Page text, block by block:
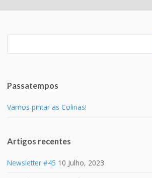
Passatempos
Vamos pintar as Colinas!
Artigos recentes
Newsletter #45 10 Julho, 2023